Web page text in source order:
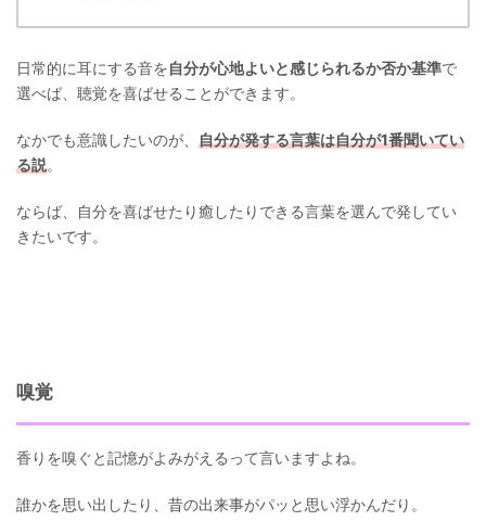
日常的に耳にする音を自分が心地よいと感じられるか否か基準で
選べば、聴覚を喜ばせることができます。
なかでも意識したいのが、 自分が発する言葉は自分が1番聞いてい
る説。
ならば、自分を喜ばせたり癒したりできる言葉を選んで発してい
きたいです。
嗅覚
香りを嗅ぐと記憶がよみがえるって言いますよね。
誰かを思い出したり、昔の出来事がパッと思い浮かんだり。